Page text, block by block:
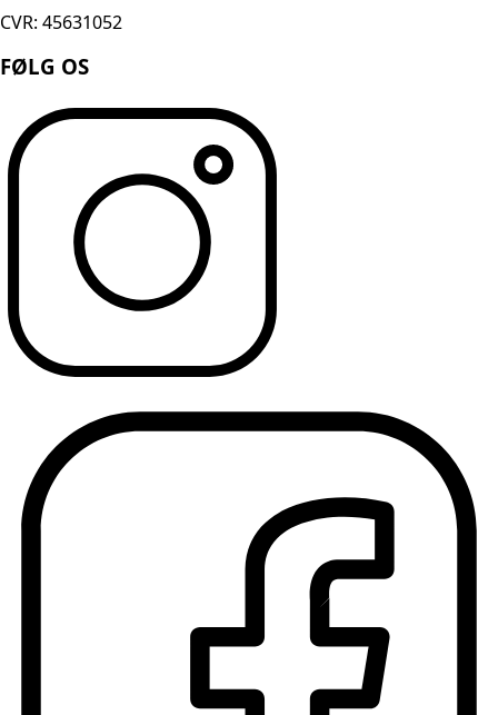
CVR: 45631052
FØLG OS